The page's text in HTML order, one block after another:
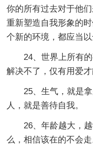
你的所有过去对于他
重新塑造自我形象的
个新的环境，都应当以
24、世界上所有的
解决不了，仅有用爱才
25、生气，就是拿
人，就是善待自我。
26、年龄越大，越
么，相信该在的不会走